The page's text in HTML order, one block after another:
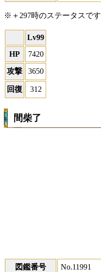
※＋297時のステータスです
Lv99
HP
7420
攻撃 3650
回復 312
間柴了
図鑑番号 No.11991